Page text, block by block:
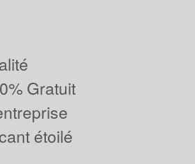
Gratuit
étoilé